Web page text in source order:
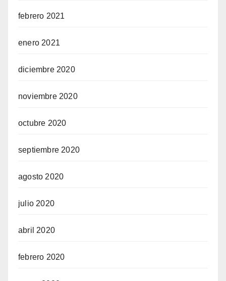
febrero 2021
enero 2021
diciembre 2020
noviembre 2020
octubre 2020
septiembre 2020
agosto 2020
julio 2020
abril 2020
febrero 2020